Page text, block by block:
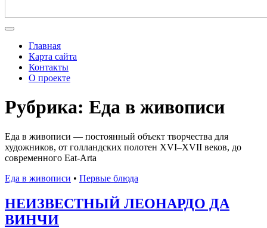
Главная
Карта сайта
Контакты
О проекте
Рубрика: Еда в живописи
Еда в живописи — постоянный объект творчества для
художников, от голландских полотен XVI–XVII веков, до
современного Eat-Artа
Еда в живописи • Первые блюда
НЕИЗВЕСТНЫЙ ЛЕОНАРДО ДА
ВИНЧИ